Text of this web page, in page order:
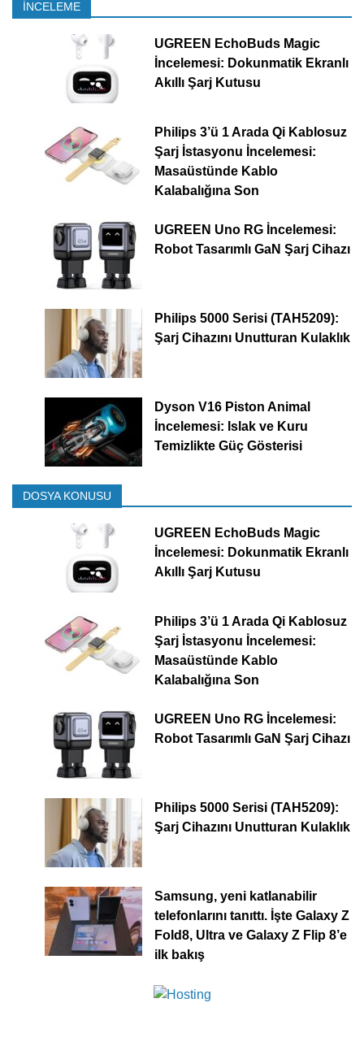
İNCELEME
UGREEN EchoBuds Magic
İncelemesi: Dokunmatik Ekranlı
Akıllı Şarj Kutusu
Philips 3’ü 1 Arada Qi Kablosuz
Şarj İstasyonu İncelemesi:
Masaüstünde Kablo
Kalabalığına Son
UGREEN Uno RG İncelemesi:
Robot Tasarımlı GaN Şarj Cihazı
Philips 5000 Serisi (TAH5209):
Şarj Cihazını Unutturan Kulaklık
Dyson V16 Piston Animal
İncelemesi: Islak ve Kuru
Temizlikte Güç Gösterisi
DOSYA KONUSU
UGREEN EchoBuds Magic
İncelemesi: Dokunmatik Ekranlı
Akıllı Şarj Kutusu
Philips 3’ü 1 Arada Qi Kablosuz
Şarj İstasyonu İncelemesi:
Masaüstünde Kablo
Kalabalığına Son
UGREEN Uno RG İncelemesi:
Robot Tasarımlı GaN Şarj Cihazı
Philips 5000 Serisi (TAH5209):
Şarj Cihazını Unutturan Kulaklık
Samsung, yeni katlanabilir
telefonlarını tanıttı. İşte Galaxy Z
Fold8, Ultra ve Galaxy Z Flip 8’e
ilk bakış